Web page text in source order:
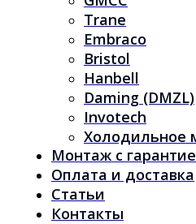
Trane
Embraco
Bristol
Hanbell
Daming (DMZL)
Invotech
Холодильное
Монтаж с
Оплата и доставка
Статьи
Контакты